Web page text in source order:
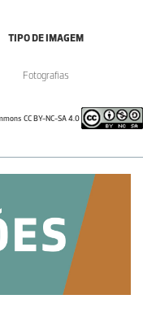
TIPO DE IMAGEM
Fotografias
CC BY-NC-SA 4.0